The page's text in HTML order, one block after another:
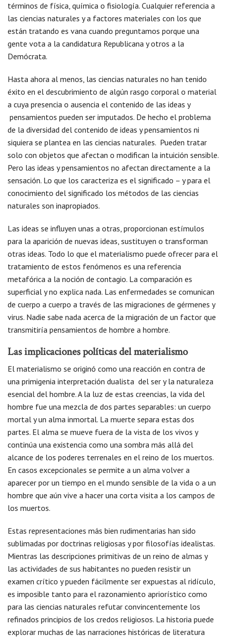
términos de física, química o fisiología. Cualquier referencia a
las ciencias naturales y a factores materiales con los que
están tratando es vana cuando preguntamos porque una
gente vota a la candidatura Republicana y otros a la
Demócrata.
Hasta ahora al menos, las ciencias naturales no han tenido
éxito en el descubrimiento de algún rasgo corporal o material
a cuya presencia o ausencia el contenido de las ideas y
pensamientos pueden ser imputados. De hecho el problema
de la diversidad del contenido de ideas y pensamientos ni
siquiera se plantea en las ciencias naturales. Pueden tratar
solo con objetos que afectan o modifican la intuición sensible.
Pero las ideas y pensamientos no afectan directamente a la
sensación. Lo que los caracteriza es el significado – y para el
conocimiento del significado los métodos de las ciencias
naturales son inapropiados.
Las ideas se influyen unas a otras, proporcionan estímulos
para la aparición de nuevas ideas, sustituyen o transforman
otras ideas. Todo lo que el materialismo puede ofrecer para el
tratamiento de estos fenómenos es una referencia
metafórica a la noción de contagio. La comparación es
superficial y no explica nada. Las enfermedades se comunican
de cuerpo a cuerpo a través de las migraciones de gérmenes y
virus. Nadie sabe nada acerca de la migración de un factor que
transmitiría pensamientos de hombre a hombre.
Las implicaciones políticas del materialismo
El materialismo se originó como una reacción en contra de
una primigenia interpretación dualista del ser y la naturaleza
esencial del hombre. A la luz de estas creencias, la vida del
hombre fue una mezcla de dos partes separables: un cuerpo
mortal y un alma inmortal. La muerte separa estas dos
partes. El alma se mueve fuera de la vista de los vivos y
continúa una existencia como una sombra más allá del
alcance de los poderes terrenales en el reino de los muertos.
En casos excepcionales se permite a un alma volver a
aparecer por un tiempo en el mundo sensible de la vida o a un
hombre que aún vive a hacer una corta visita a los campos de
los muertos.
Estas representaciones más bien rudimentarias han sido
sublimadas por doctrinas religiosas y por filosofías idealistas.
Mientras las descripciones primitivas de un reino de almas y
las actividades de sus habitantes no pueden resistir un
examen crítico y pueden fácilmente ser expuestas al ridículo,
es imposible tanto para el razonamiento apriorístico como
para las ciencias naturales refutar convincentemente los
refinados principios de los credos religiosos. La historia puede
explorar muchas de las narraciones históricas de literatura